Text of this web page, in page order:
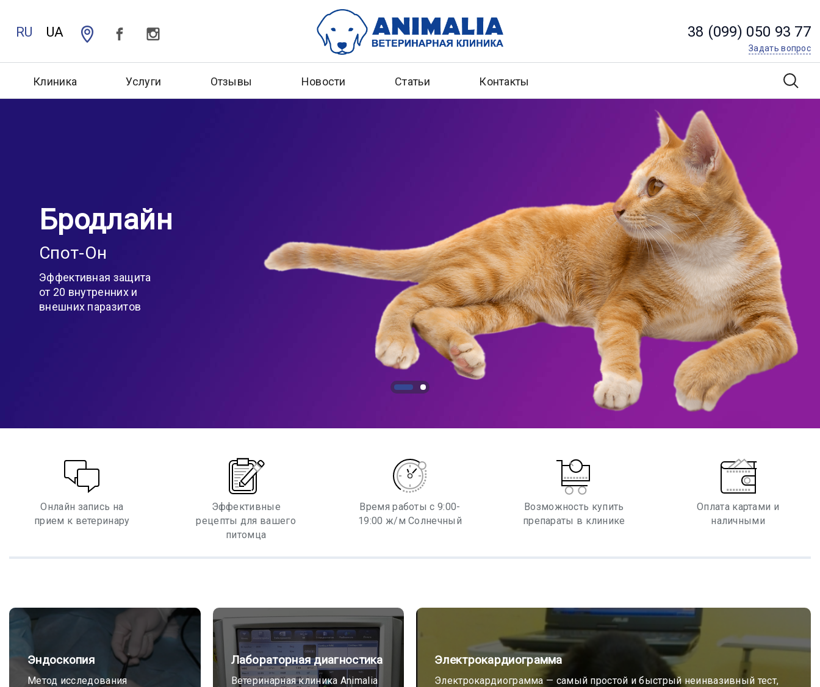
RU UA 38 (099) 050 93 77
Задать вопрос
Клиника Услуги Отзывы Новости Статьи Контакты
Бродлайн
Спот-Он
Эффективная защита
от 20 внутренних и
внешних паразитов
Онлайн запись на
прием к ветеринару
Эффективные
рецепты для вашего
питомца
Время работы с 9:00-
19:00 ж/м Солнечный
Возможность купить
препараты в клинике
Оплата картами и
наличными
Эндоскопия
Метод исследования
Лабораторная диагностика
Ветеринарная клиника Animalia
Электрокардиограмма
Электрокардиограмма — самый простой и быстрый неинвазивный тест,